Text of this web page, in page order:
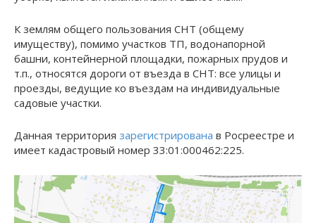
К землям общего пользования СНТ (общему
имуществу), помимо участков ТП, водонапорной
башни, контейнерной площадки, пожарных прудов и
т.п., относятся дороги от въезда в СНТ: все улицы и
проезды, ведущие ко въездам на индивидуальные
садовые участки.
Данная территория зарегистрирована в Росреестре и
имеет кадастровый номер 33:01:000462:225.